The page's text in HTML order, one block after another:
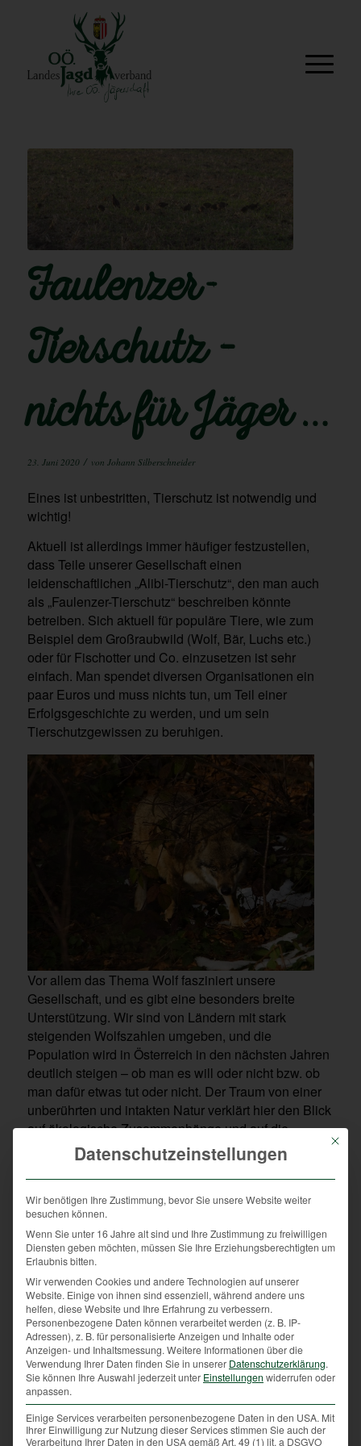
Faulenzer-
Tierschutz –
nichts für Jäger …
23. Juni 2020 / von Johann Silberschneider
Eines ist unbestritten, Tierschutz ist notwendig und
wichtig!
Aktuell ist allerdings immer häufiger festzustellen,
dass Teile unserer Gesellschaft einen
leidenschaftlichen „Alibi-Tierschutz“, den man auch
als „Faulenzer-Tierschutz“ beschreiben könnte
betreiben. Sich aktuell für populäre Tiere, wie zum
Beispiel dem Großraubwild (Wolf, Bär, Luchs etc.)
oder für Fischotter und Co. einzusetzen ist sehr
einfach. Man spendet diversen Organisationen ein
paar Euros und muss nichts tun, um Teil einer
Erfolgsgeschichte zu werden, und um sein
Tierschutzgewissen zu beruhigen.
Vor allem das Thema Wolf fasziniert unsere
Gesellschaft, und es gibt eine besonders breite
Unterstützung. Wir sind von Ländern mit stark
steigenden Wolfszahlen umgeben, und die
Population wird in Österreich in den nächsten Jahren
deutlich steigen – ob man es will oder nicht bzw. ob
man dafür etwas tut oder nicht. Der Traum von einer
unberührten und intakten Natur verklärt hier den Blick
auf ökologische Zusammenhänge und auf die
Auswirkungen für die Land- und Forstwirtschaft.
Wer kümmert sich aber um die nicht so beliebten
Wildtiere? Nehmen wir zum Beispiel das bei uns
aussterbende Rebhuhn. Wer sammelt für das
Rebhuhn Spenden und Patenschaften? Wer kümmert
sich um passende Biotope, um notwendige Flächen
und um die dazugehörenden ökologischen
Verbundsysteme? Beim Rebhuhn gibt es leider nichts
zu gewinnen und man muss Zeit, Know-How und
Geld investieren um bescheidene Erfolge
verzeichnen zu können. Zusätzlich müssen Allianzen
mit Landwirten gebildet werden um einem
Biodiversitätsverlust entgegenzuwirken.
Es ist natürlich der Jäger der sich auch um nicht so
populäre Wildtiere kümmert.
Mit
Datenschutzeinstellungen
Wir benötigen Ihre Zustimmung, bevor Sie unsere Website weiter
besuchen können.
Wenn Sie unter 16 Jahre alt sind und Ihre Zustimmung zu freiwilligen
Diensten geben möchten, müssen Sie Ihre Erziehungsberechtigten um
Erlaubnis bitten.
Wir verwenden Cookies und andere Technologien auf unserer
Website. Einige von ihnen sind essenziell, während andere uns
helfen, diese Website und Ihre Erfahrung zu verbessern.
Personenbezogene Daten können verarbeitet werden (z. B. IP-
Adressen), z. B. für personalisierte Anzeigen und Inhalte oder
Anzeigen- und Inhaltsmessung. Weitere Informationen über die
Verwendung Ihrer Daten finden Sie in unserer Datenschutzerklärung.
Sie können Ihre Auswahl jederzeit unter Einstellungen widerrufen oder
anpassen.
Einige Services verarbeiten personenbezogene Daten in den USA. Mit
Ihrer Einwilligung zur Nutzung dieser Services stimmen Sie auch der
Verarbeitung Ihrer Daten in den USA gemäß Art. 49 (1) lit. a DSGVO